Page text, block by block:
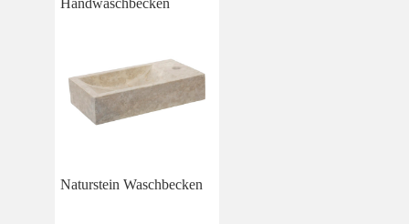
Handwaschbecken
Naturstein Waschbecken